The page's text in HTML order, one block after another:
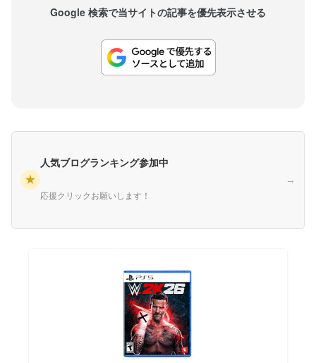
Google 検索で当サイトの記事を優先表示させる
★
人気ブログランキング参加中
応援クリックお願いします！
→